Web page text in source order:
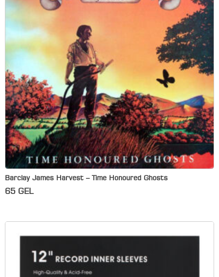
Barclay James Harvest – Time Honoured Ghosts
65 GEL